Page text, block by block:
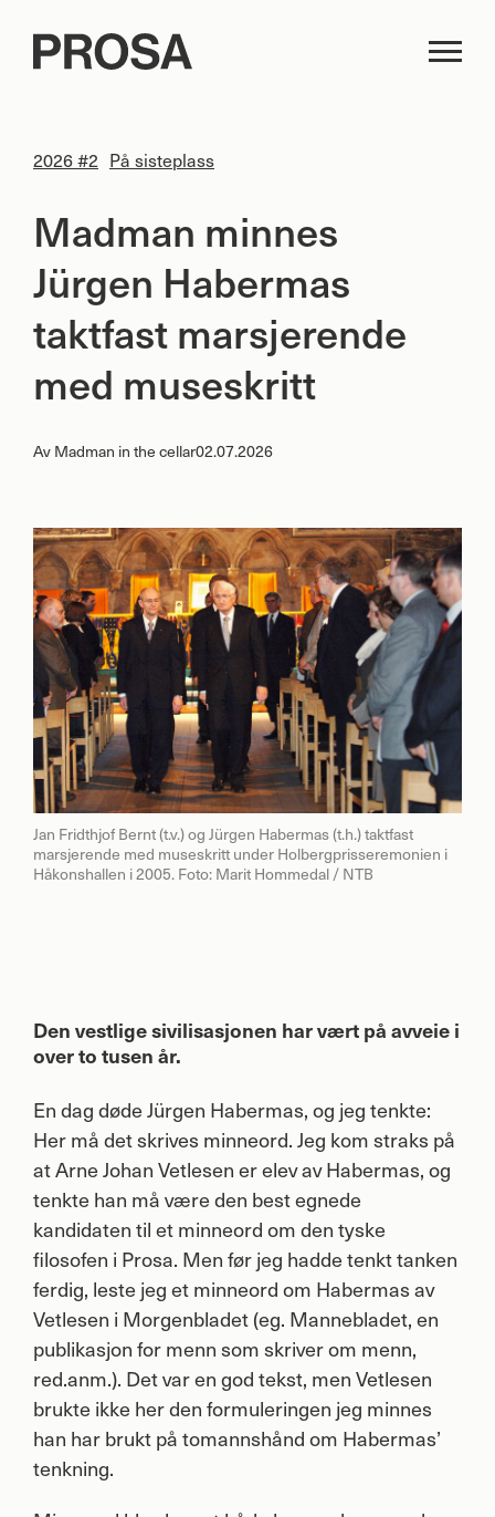
Jan Fridthjof Bernt (t.v.) og Jürgen Habermas (t.h.) taktfast
marsjerende med museskritt under Holbergprisseremonien i
Håkonshallen i 2005. Foto: Marit Hommedal / NTB
2026 #2 På sisteplass
Madman minnes
Jürgen Habermas
taktfast marsjerende
med museskritt
AvMadman in the cellar02.07.2026
Den vestlige sivilisasjonen har vært på avveie i
over to tusen år.
En dag døde Jürgen Habermas, og jeg tenkte:
Her må det skrives minneord. Jeg kom straks på
at Arne Johan Vetlesen er elev av Habermas, og
tenkte han må være den best egnede
kandidaten til et minneord om den tyske
filosofen i Prosa. Men før jeg hadde tenkt tanken
ferdig, leste jeg et minneord om Habermas av
Vetlesen i Morgenbladet (eg. Mannebladet, en
publikasjon for menn som skriver om menn,
red.anm.). Det var en god tekst, men Vetlesen
brukte ikke her den formuleringen jeg minnes
han har brukt på tomannshånd om Habermas’
tenkning.